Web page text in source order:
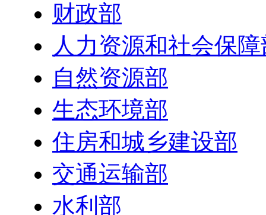
财政部
人力资源和社会保
自然资源部
生态环境部
住房和城乡建设部
交通运输部
水利部